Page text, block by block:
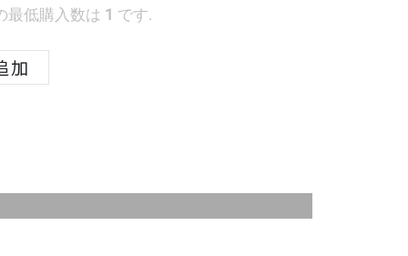
最低購入数は 1 です.
加